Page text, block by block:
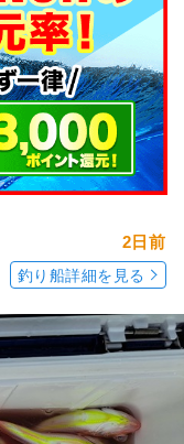
2日前
釣り船詳細を見る